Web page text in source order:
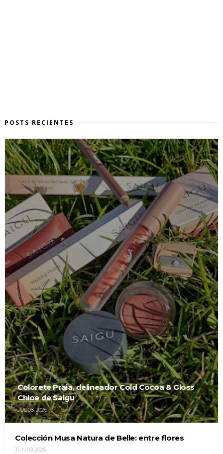
POSTS RECIENTES
Colorete Praia, delineador Cold Cocoa & Gloss
Chloe de Saigu
JUL 08, 2026
Colección Musa Natura de Belle: entre flores
JUN 09, 2026